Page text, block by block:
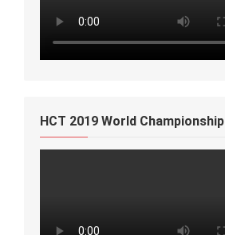
HCT 2019 World Championship